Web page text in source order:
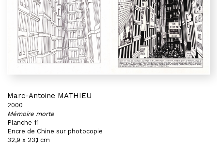
Marc-Antoine MATHIEU
2000
Mémoire morte
Planche 11
Encre de Chine sur photocopie
32,9 x 23,1 cm